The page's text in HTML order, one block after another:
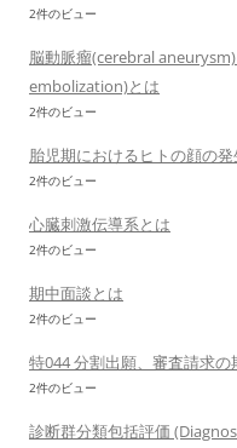
2件のビュー
脳動脈瘤(cerebral
embolization)とは
2件のビュー
胎児期におけるヒトの顔の発
2件のビュー
心臓刺激伝導系とは
2件のビュー
期中面談とは
2件のビュー
特044 分割出願、審査請求
2件のビュー
診断群分類包括評価